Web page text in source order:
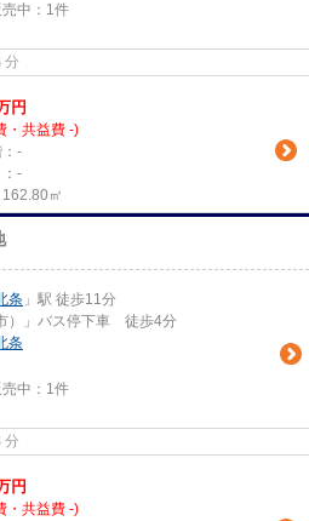
中： 1件
分
円
・共益費 -)
：-
：-
㎡
条 」駅 徒歩11分
）」バス停下車 徒歩4分
条
中： 1件
分
円
・共益費 -)